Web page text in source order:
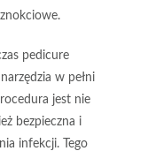
pedicure
w pełni
jest nie
bezpieczna i
infekcji. Tego